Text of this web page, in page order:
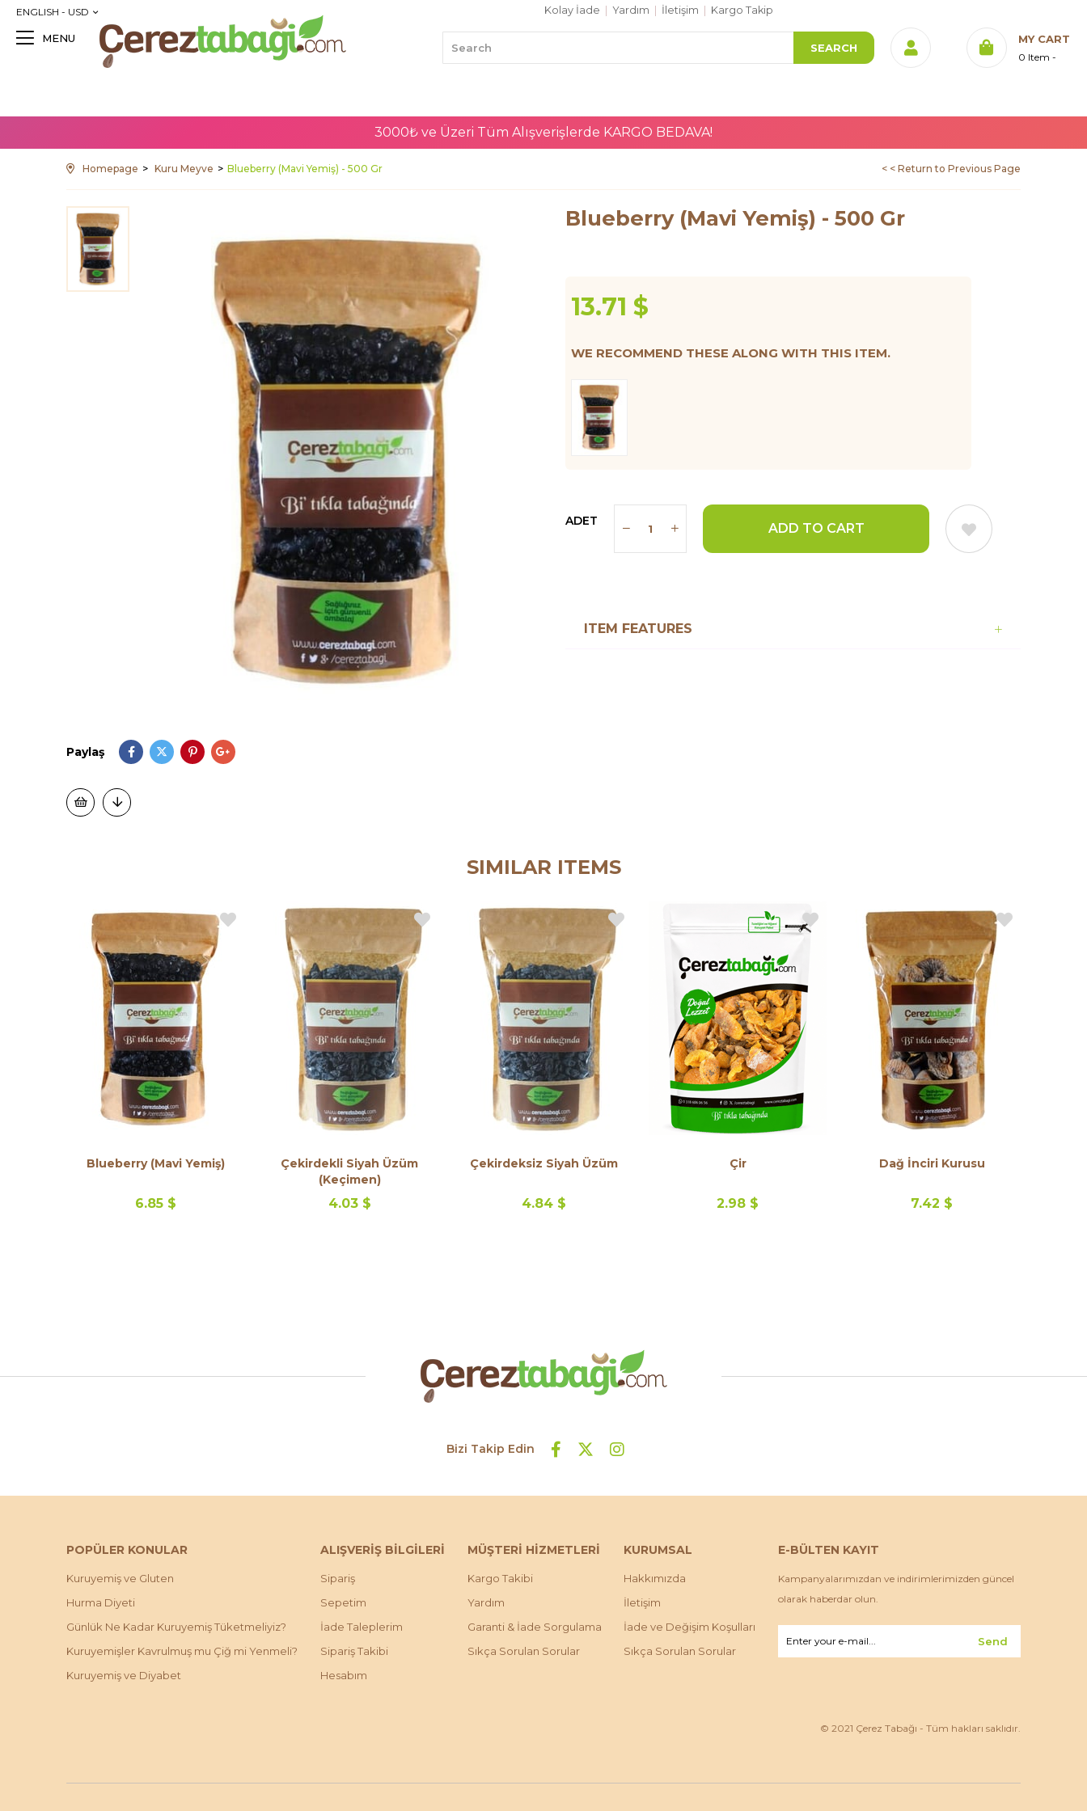
MENU MY CART
0 Item
ENGLISH - USD Kolay İade Yardım İletişim Kargo Takip
3000₺ ve Üzeri Tüm Alışverişlerde KARGO BEDAVA!
Homepage Kuru Meyve Blueberry (Mavi Yemiş) - 500 Gr < < Return to Previous Page
Paylaş
Blueberry (Mavi Yemiş) - 500 Gr
13.71 $
WE RECOMMEND THESE ALONG WITH THIS ITEM.
ADET
ITEM FEATURES
SIMILAR ITEMS
Blueberry (Mavi Yemiş)
6.85 $
Çekirdekli Siyah Üzüm
(Keçimen)
4.03 $
Çekirdeksiz Siyah Üzüm
4.84 $
Çir
2.98 $
Dağ İnciri Kurusu
7.42 $
Bizi Takip Edin
POPÜLER KONULAR
Kuruyemiş ve Gluten
Hurma Diyeti
Günlük Ne Kadar Kuruyemiş Tüketmeliyiz?
Kuruyemişler Kavrulmuş mu Çiğ mi Yenmeli?
Kuruyemiş ve Diyabet
ALIŞVERİŞ BİLGİLERİ
Sipariş
Sepetim
İade Taleplerim
Sipariş Takibi
Hesabım
MÜŞTERİ HİZMETLERİ
Kargo Takibi
Yardım
Garanti & İade Sorgulama
Sıkça Sorulan Sorular
KURUMSAL
Hakkımızda
İletişim
İade ve Değişim Koşulları
Sıkça Sorulan Sorular
E-BÜLTEN KAYIT
Kampanyalarımızdan ve indirimlerimizden güncel
olarak haberdar olun.
Send
© 2021 Çerez Tabağı - Tüm hakları saklıdır.